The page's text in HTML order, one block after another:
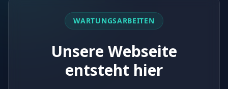
WARTUNGSARBEITEN
Unsere Webseite
entsteht hier